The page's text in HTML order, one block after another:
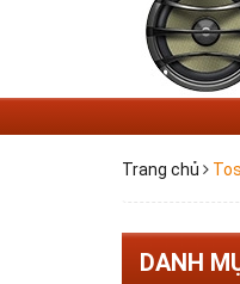
Trang chủ
DANH